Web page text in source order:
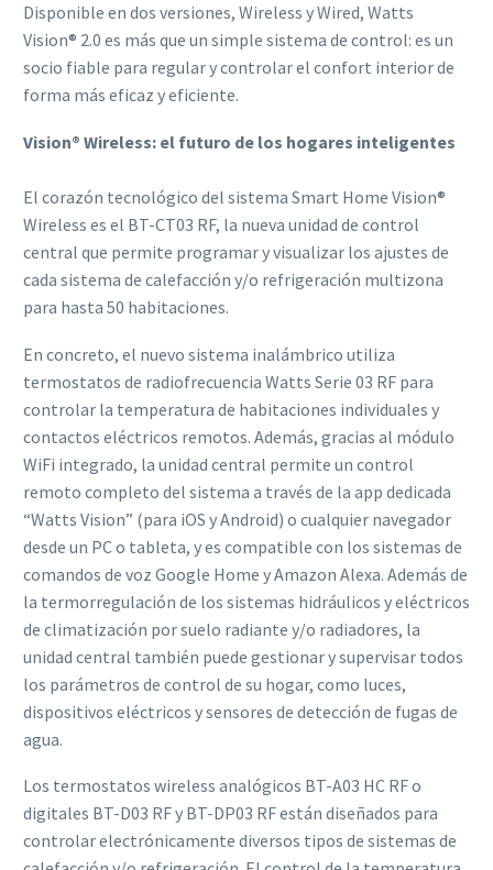
Disponible en dos versiones, Wireless y Wired, Watts
Vision® 2.0 es más que un simple sistema de control: es un
socio fiable para regular y controlar el confort interior de
forma más eficaz y eficiente.
Vision® Wireless: el futuro de los hogares inteligentes
El corazón tecnológico del sistema Smart Home Vision®
Wireless es el BT-CT03 RF, la nueva unidad de control
central que permite programar y visualizar los ajustes de
cada sistema de calefacción y/o refrigeración multizona
para hasta 50 habitaciones.
En concreto, el nuevo sistema inalámbrico utiliza
termostatos de radiofrecuencia Watts Serie 03 RF para
controlar la temperatura de habitaciones individuales y
contactos eléctricos remotos. Además, gracias al módulo
WiFi integrado, la unidad central permite un control
remoto completo del sistema a través de la app dedicada
“Watts Vision” (para iOS y Android) o cualquier navegador
desde un PC o tableta, y es compatible con los sistemas de
comandos de voz Google Home y Amazon Alexa. Además de
la termorregulación de los sistemas hidráulicos y eléctricos
de climatización por suelo radiante y/o radiadores, la
unidad central también puede gestionar y supervisar todos
los parámetros de control de su hogar, como luces,
dispositivos eléctricos y sensores de detección de fugas de
agua.
Los termostatos wireless analógicos BT-A03 HC RF o
digitales BT-D03 RF y BT-DP03 RF están diseñados para
controlar electrónicamente diversos tipos de sistemas de